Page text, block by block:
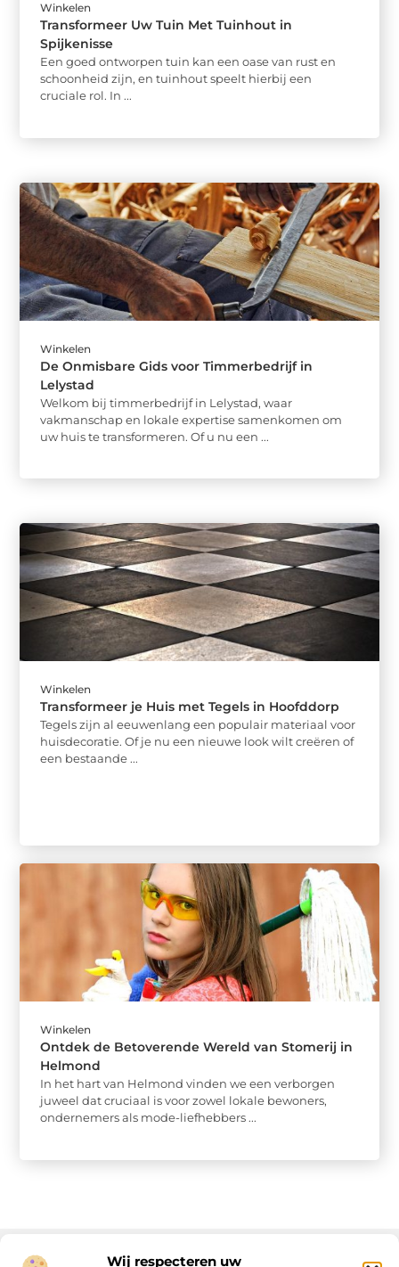
Wij respecteren uw
Winkelen
Transformeer Uw Tuin Met Tuinhout in
Spijkenisse
Een goed ontworpen tuin kan een oase van rust en
schoonheid zijn, en tuinhout speelt hierbij een
cruciale rol. In ...
Winkelen
De Onmisbare Gids voor Timmerbedrijf in
Lelystad
Welkom bij timmerbedrijf in Lelystad, waar
vakmanschap en lokale expertise samenkomen om
uw huis te transformeren. Of u nu een ...
Winkelen
Transformeer je Huis met Tegels in Hoofddorp
Tegels zijn al eeuwenlang een populair materiaal voor
huisdecoratie. Of je nu een nieuwe look wilt creëren of
een bestaande ...
Winkelen
Ontdek de Betoverende Wereld van Stomerij in
Helmond
In het hart van Helmond vinden we een verborgen
juweel dat cruciaal is voor zowel lokale bewoners,
ondernemers als mode-liefhebbers ...